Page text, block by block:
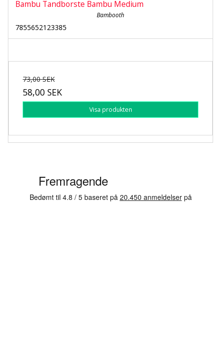
Bambu Tandborste Bambu Medium
Bambooth
7855652123385
73,00 SEK
58,00 SEK
Visa produkten